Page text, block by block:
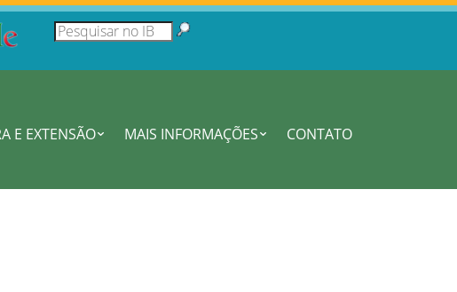
E EXTENSÃO MAIS INFORMAÇÕES CONTATO